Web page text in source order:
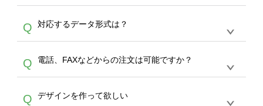
A
生産にて承っております。デザインツールから
デザインの作成から決済まで完了できます。
30枚以上やシルク印刷など、大口注文の場合
は、サポートが担当するエコバッグコンシェル
やタンブラーコンシェルをご利用ください。製
作する数量が多ければ多いほど、オンデマンド
サービスよりも低価格で製作することが可能で
Q 対応するデータ形式は？
A
ドできるデータ形式は、JPG / PNG / AI / PSD /
PDF 形式になります。データの最大サイズ
写真などもアップロード可能です。使用できな
Q 電話、FAXなどからの注文は可能ですか？
A
文のみ受け付けております。30個以上のご製
Q デザインを作って欲しい